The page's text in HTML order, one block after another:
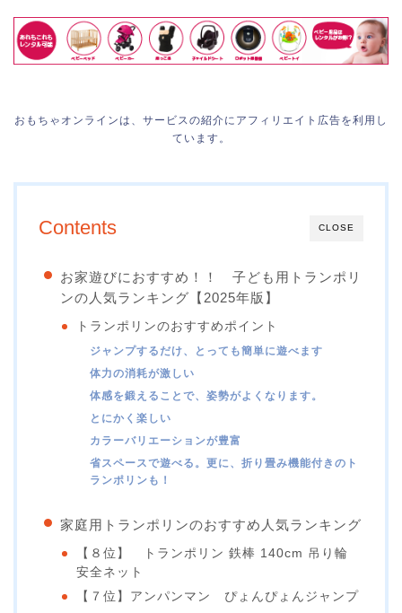
おもちゃオンラインは、サービスの紹介にアフィリエイト広告を利用し
ています。
CLOSE
Contents
お家遊びにおすすめ！！ 子ども用トランポリ
ンの人気ランキング【2025年版】
トランポリンのおすすめポイント
ジャンプするだけ、とっても簡単に遊べます
体力の消耗が激しい
体感を鍛えることで、姿勢がよくなります。
とにかく楽しい
カラーバリエーションが豊富
省スペースで遊べる。更に、折り畳み機能付きのト
ランポリンも！
家庭用トランポリンのおすすめ人気ランキング
【８位】 トランポリン 鉄棒 140cm 吊り輪
安全ネット
【７位】アンパンマン ぴょんぴょんジャンプ